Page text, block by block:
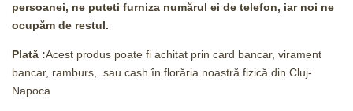
persoanei, ne puteti furniza numărul ei de telefon, iar noi ne
ocupăm de restul.
Plată :Acest produs poate fi achitat prin card bancar, virament
bancar, ramburs, sau cash în florăria noastră fizică din Cluj-
Napoca